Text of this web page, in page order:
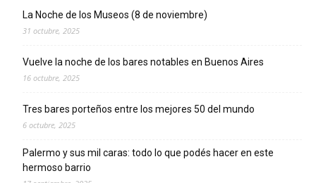
La Noche de los Museos (8 de noviembre)
31 octubre, 2025
Vuelve la noche de los bares notables en Buenos Aires
16 octubre, 2025
Tres bares porteños entre los mejores 50 del mundo
6 octubre, 2025
Palermo y sus mil caras: todo lo que podés hacer en este
hermoso barrio